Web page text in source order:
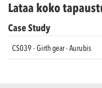
Lataa koko
Case Study
CS039 - Girth gear - Aurubis